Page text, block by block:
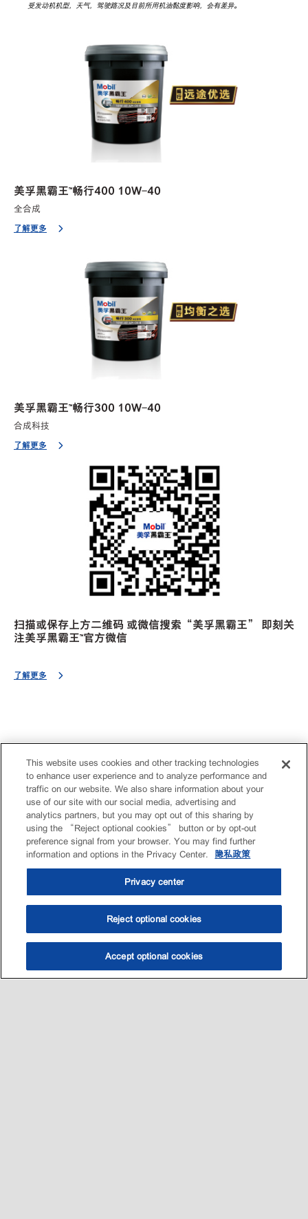
选油助手 查找门店
受发动机机型，天气，驾驶路况及目前所用机油黏度影响，会有差异。
美孚黑霸王™畅行400 10W-40
全合成
了解更多
美孚黑霸王™畅行300 10W-40
合成科技
了解更多
扫描或保存上方二维码 或微信搜索“美孚黑霸王” 即刻关
注美孚黑霸王™官方微信
了解更多
This website uses cookies and other tracking technologies
to enhance user experience and to analyze performance and
traffic on our website. We also share information about your
use of our site with our social media, advertising and
analytics partners, but you may opt out of this sharing by
using the “Reject optional cookies” button or by opt-out
preference signal from your browser. You may find further
information and options in the Privacy Center.
隐私政策
Privacy center
Reject optional cookies
Accept optional cookies